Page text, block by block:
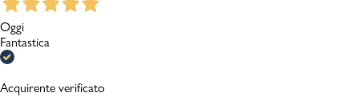
Oggi
Fantastica
Acquirente verificato